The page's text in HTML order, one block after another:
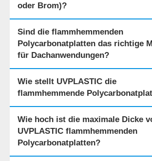
oder Brom)?
Sind die flammhemmenden
Polycarbonatplatten das richtige
für Dachanwendungen?
Wie stellt UVPLASTIC die
flammhemmende
Wie hoch ist die maximale Dicke
UVPLASTIC flammhemmenden
Polycarbonatplatten?